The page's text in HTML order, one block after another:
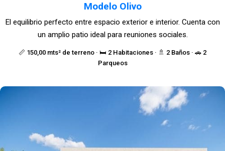
Modelo Olivo
📏 150,00 mts² de terreno · 🛏️ 2 Habitaciones · 🚿 2 Baños · 🚗 2
Parqueos
El equilibrio perfecto entre espacio exterior e interior. Cuenta con
un amplio patio ideal para reuniones sociales.